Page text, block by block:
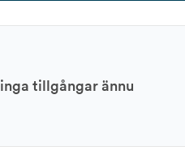
tillgångar ännu